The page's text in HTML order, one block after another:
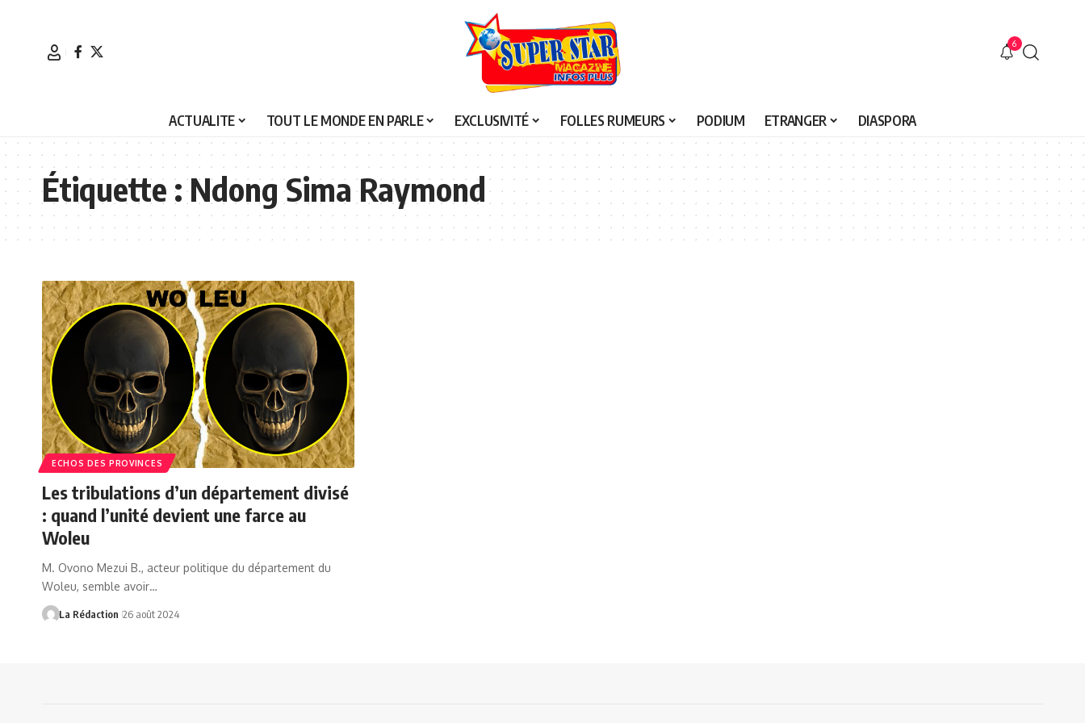
6
ACTUALITE TOUT LE MONDE EN PARLE EXCLUSIVITÉ FOLLES RUMEURS PODIUM ETRANGER DIASPORA
Étiquette :Ndong Sima Raymond
ECHOS DES PROVINCES
Les tribulations d’un département divisé
: quand l’unité devient une farce au
Woleu
M. Ovono Mezui B., acteur politique du département du
Woleu, semble avoir…
La Rédaction 26 août 2024